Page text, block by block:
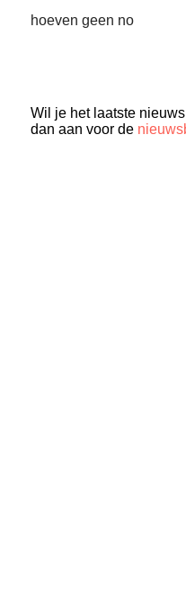
hoeven geen no
Wil je het laatste
dan aan voor de